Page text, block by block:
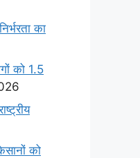
का
को 1.5
को